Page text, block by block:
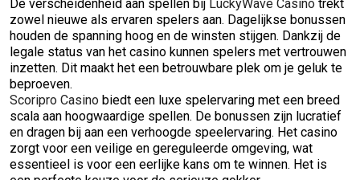
De verscheidenheid aan spellen bij LuckyWave Casino trekt
zowel nieuwe als ervaren spelers aan. Dagelijkse bonussen
houden de spanning hoog en de winsten stijgen. Dankzij de
legale status van het casino kunnen spelers met vertrouwen
inzetten. Dit maakt het een betrouwbare plek om je geluk te
beproeven.
Scoripro Casino biedt een luxe spelervaring met een breed
scala aan hoogwaardige spellen. De bonussen zijn lucratief
en dragen bij aan een verhoogde speelervaring. Het casino
zorgt voor een veilige en gereguleerde omgeving, wat
essentieel is voor een eerlijke kans om te winnen. Het is